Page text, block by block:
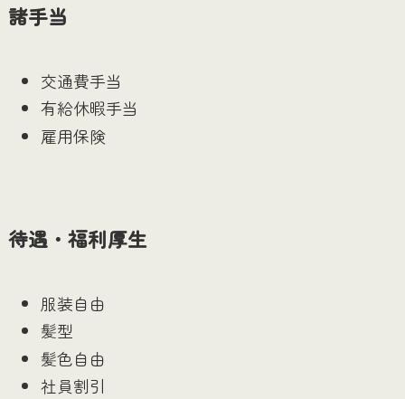
諸手当
交通費手当
有給休暇手当
雇用保険
待遇・福利厚生
服装自由
髪型
髪色自由
社員割引